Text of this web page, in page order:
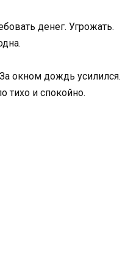
денег. Угрожать.
окном дождь усилился.
тихо и спокойно.